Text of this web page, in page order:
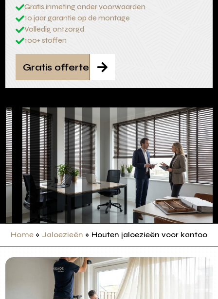
Gratis inmeting onder voorwaarden
10 jaar garantie op de montage
Volledig ontzorgd
100+ stoffen

Gratis offerte
Home » Jaloezieën » Houten jaloezieën voor kantoor